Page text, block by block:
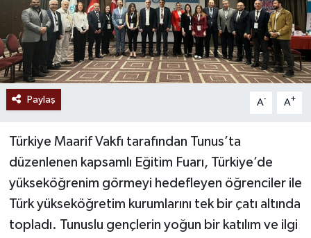
Paylaş A- A+
Türkiye Maarif Vakfı tarafından Tunus’ta
düzenlenen kapsamlı Eğitim Fuarı, Türkiye’de
yükseköğrenim görmeyi hedefleyen öğrenciler ile
Türk yükseköğretim kurumlarını tek bir çatı altında
topladı. Tunuslu gençlerin yoğun bir katılım ve ilgi